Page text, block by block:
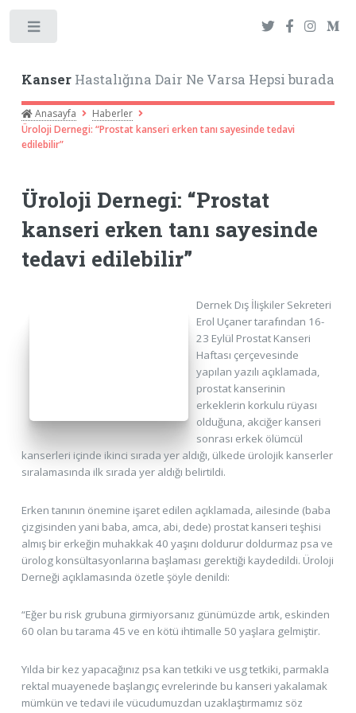
KanserHastalığına Dair Ne Varsa Hepsi burada
Anasayfa
Haberler
Üroloji Dernegi: “Prostat kanseri erken tanı sayesinde tedavi
edilebilir”
Üroloji Dernegi: “Prostat
kanseri erken tanı sayesinde
tedavi edilebilir”
Dernek Dış İlişkiler Sekreteri
Erol Uçaner tarafından 16-
23 Eylül Prostat Kanseri
Haftası çerçevesinde
yapılan yazılı açıklamada,
prostat kanserinin
erkeklerin korkulu rüyası
olduğuna, akciğer kanseri
sonrası erkek ölümcül
kanserleri içinde ikinci sırada yer aldığı, ülkede ürolojik kanserler
sıralamasında ilk sırada yer aldığı belirtildi.
Erken tanının önemine işaret edilen açıklamada, ailesinde (baba
çizgisinden yani baba, amca, abi, dede) prostat kanseri teşhisi
almış bir erkeğin muhakkak 40 yaşını doldurur doldurmaz psa ve
ürolog konsültasyonlarına başlaması gerektiği kaydedildi. Üroloji
Derneği açıklamasında özetle şöyle denildi:
“Eğer bu risk grubuna girmiyorsanız günümüzde artık, eskinden
60 olan bu tarama 45 ve en kötü ihtimalle 50 yaşlara gelmiştir.
Yılda bir kez yapacağınız psa kan tetkiki ve usg tetkiki, parmakla
rektal muayenede başlangıç evrelerinde bu kanseri yakalamak
mümkün ve tedavi ile vücudumuzdan uzaklaştırmamız söz